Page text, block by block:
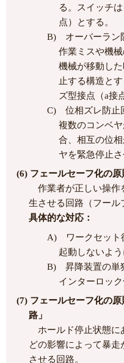
る。スイッチ
点）とする。
B) オーバーラン
作業ミスや機
機械が移動し
止する構造と
ズ型接点（a接
C) 位相ズレ防止
複数のコンベ
合、相互の位
ヤを緊急停止さ
(6) フェールセーフ化の
作業者が正しい操作
生させる回路（フール
具体的な対応：
A) ワークセット
起動しないよ
B) 昇降装置の単
インターロッ
(7) フェールセーフ化の
路」
ホールド停止状態に
どの影響によって暴
させる回路。